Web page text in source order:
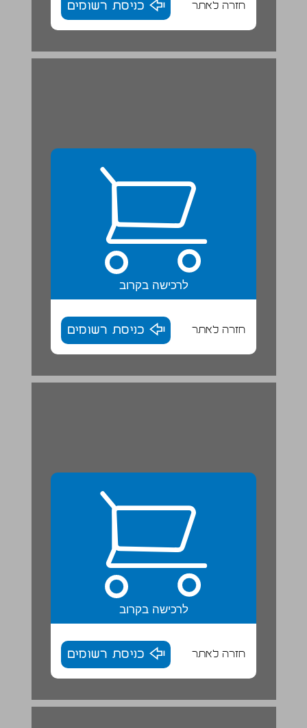
חזרה לאתר כניסת רשומים
לרכישה בקרוב
חזרה לאתר כניסת רשומים
לרכישה בקרוב
חזרה לאתר כניסת רשומים
יחידה 3 הסיפור של אליעזר בן יהודה ... 14